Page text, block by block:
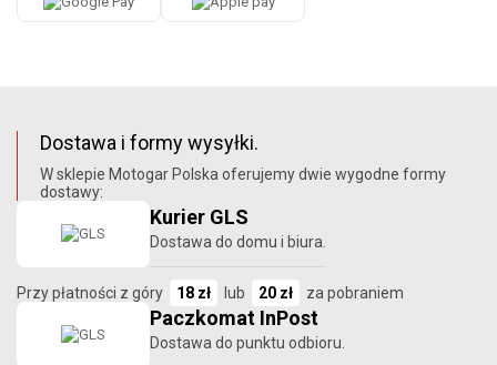
Dostawa i formy wysyłki.
W sklepie Motogar Polska oferujemy dwie wygodne formy
dostawy:
Kurier GLS
Dostawa do domu i biura.
Przy płatności z góry 18 zł lub 20 zł za pobraniem
Paczkomat InPost
Dostawa do punktu odbioru.